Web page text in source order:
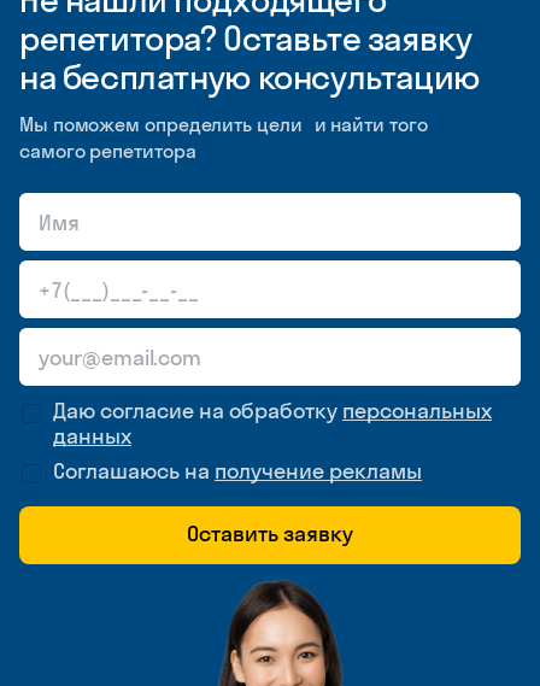
репетитора? Оставьте заявку
на бесплатную консультацию
Мы поможем определить цели и найти того
самого репетитора
Даю согласие на обработку персональных
данных
Соглашаюсь на получение рекламы
Оставить заявку